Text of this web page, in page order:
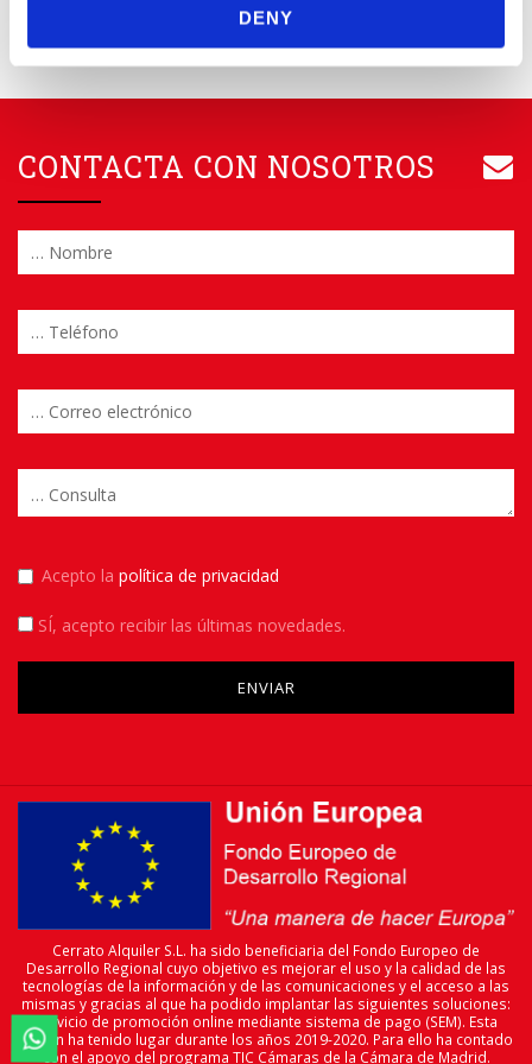
DENY

CONTACTA CON NOSOTROS
Acepto la política de privacidad
SÍ, acepto recibir las últimas novedades.
Please leave this field empty.
Cerrato Alquiler S.L. ha sido beneficiaria del Fondo Europeo de
Desarrollo Regional cuyo objetivo es mejorar el uso y la calidad de las
tecnologías de la información y de las comunicaciones y el acceso a las
mismas y gracias al que ha podido implantar las siguientes soluciones:
servicio de promoción online mediante sistema de pago (SEM). Esta
acción ha tenido lugar durante los años 2019-2020. Para ello ha contado
con el apoyo del programa TIC Cámaras de la Cámara de Madrid.